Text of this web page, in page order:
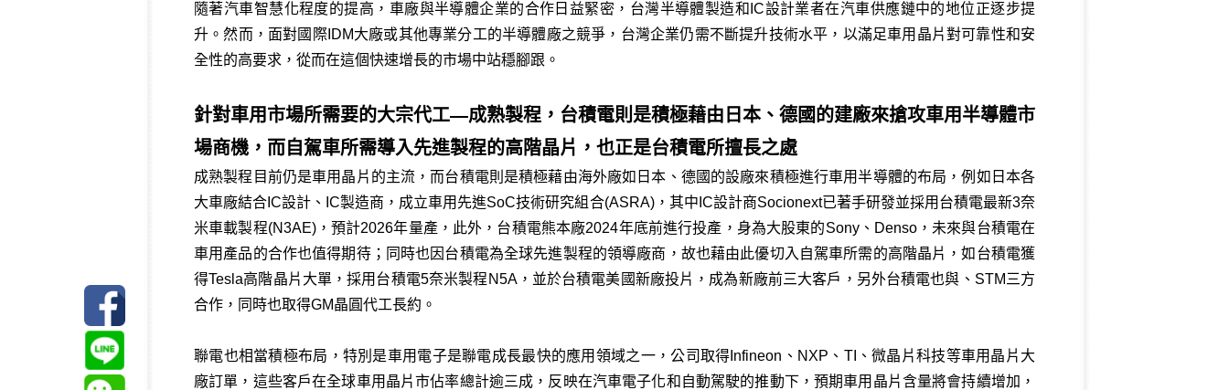
隨著汽車智慧化程度的提高，車廠與半導體企業的合作日益緊密，台灣半導體製造和IC設計業者在汽車供應鏈中的地位正逐步提
升。然而，面對國際IDM大廠或其他專業分工的半導體廠之競爭，台灣企業仍需不斷提升技術水平，以滿足車用晶片對可靠性和安
全性的高要求，從而在這個快速增長的市場中站穩腳跟。
針對車用市場所需要的大宗代工—成熟製程，台積電則是積極藉由日本、德國的建廠來搶攻車用半導體市
場商機，而自駕車所需導入先進製程的高階晶片，也正是台積電所擅長之處
成熟製程目前仍是車用晶片的主流，而台積電則是積極藉由海外廠如日本、德國的設廠來積極進行車用半導體的布局，例如日本各
大車廠結合IC設計、IC製造商，成立車用先進SoC技術研究組合(ASRA)，其中IC設計商Socionext已著手研發並採用台積電最新3奈
米車載製程(N3AE)，預計2026年量產，此外，台積電熊本廠2024年底前進行投產，身為大股東的Sony、Denso，未來與台積電在
車用產品的合作也值得期待；同時也因台積電為全球先進製程的領導廠商，故也藉由此優切入自駕車所需的高階晶片，如台積電獲
得Tesla高階晶片大單，採用台積電5奈米製程N5A，並於台積電美國新廠投片，成為新廠前三大客戶，另外台積電也與、STM三方
合作，同時也取得GM晶圓代工長約。
聯電也相當積極布局，特別是車用電子是聯電成長最快的應用領域之一，公司取得Infineon、NXP、TI、微晶片科技等車用晶片大
廠訂單，這些客戶在全球車用晶片市佔率總計逾三成，反映在汽車電子化和自動駕駛的推動下，預期車用晶片含量將會持續增加，